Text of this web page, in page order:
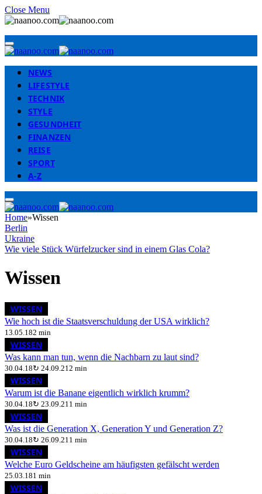
Close Menu
NEWS
LIFESTYLE
TECHNIK
STYLE
GESUNDHEIT
FINANZEN
REISE
SPORT
A-Z
Home»Wissen
Berlin
Ukraine
Wie viele Stück Würfelzucker sind in einem Glas Cola?
Wissen
WISSEN
Wie hoch ist die Staatsverschuldung der USA wirklich?
13.05.182 min
WISSEN
Was kann man tun, wenn die Nachbarn zu laut sind?
30.04.18↻ 24.09.21 2 min
WISSEN
Warum ist die Banane eigentlich wirklich krumm?
30.04.18↻ 23.09.21 1 min
WISSEN
Was ist die Generation X, Generation Y und Generation Z?
30.04.18↻ 26.09.21 1 min
WISSEN
Welche Euro Geldscheine am häufigsten gefälscht werden
25.03.181 min
WISSEN